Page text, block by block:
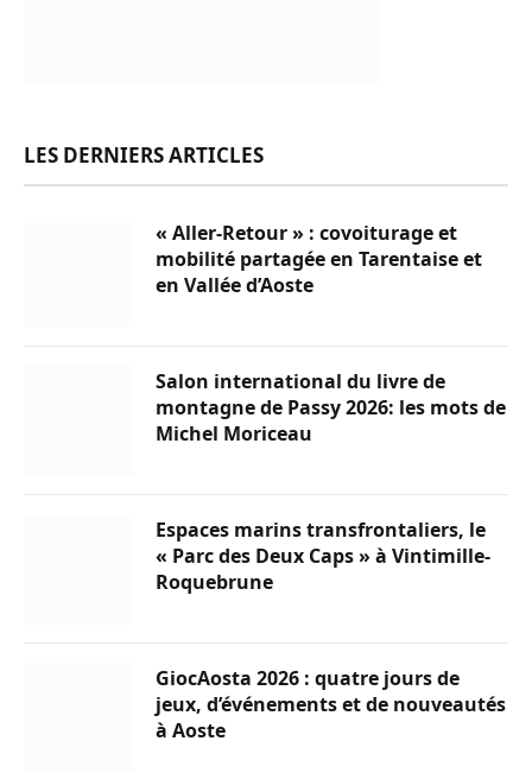
LES DERNIERS ARTICLES
« Aller-Retour » : covoiturage et
mobilité partagée en Tarentaise et
en Vallée d’Aoste
Salon international du livre de
montagne de Passy 2026: les mots de
Michel Moriceau
Espaces marins transfrontaliers, le
« Parc des Deux Caps » à Vintimille-
Roquebrune
GiocAosta 2026 : quatre jours de
jeux, d’événements et de nouveautés
à Aoste